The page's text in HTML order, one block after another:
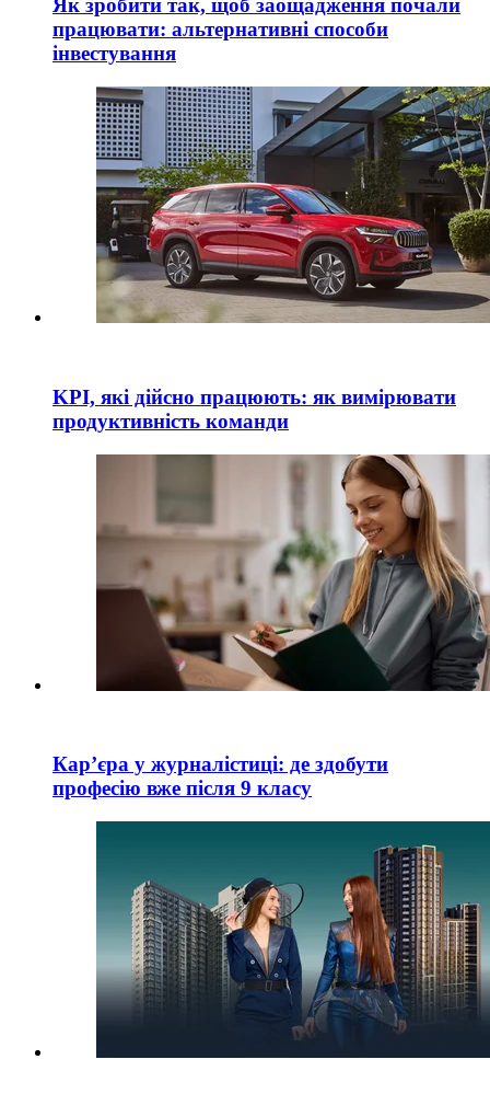
Як зробити так, щоб заощадження почали
працювати: альтернативні способи
інвестування
KPI, які дійсно працюють: як вимірювати
продуктивність команди
Кар’єра у журналістиці: де здобути
професію вже після 9 класу